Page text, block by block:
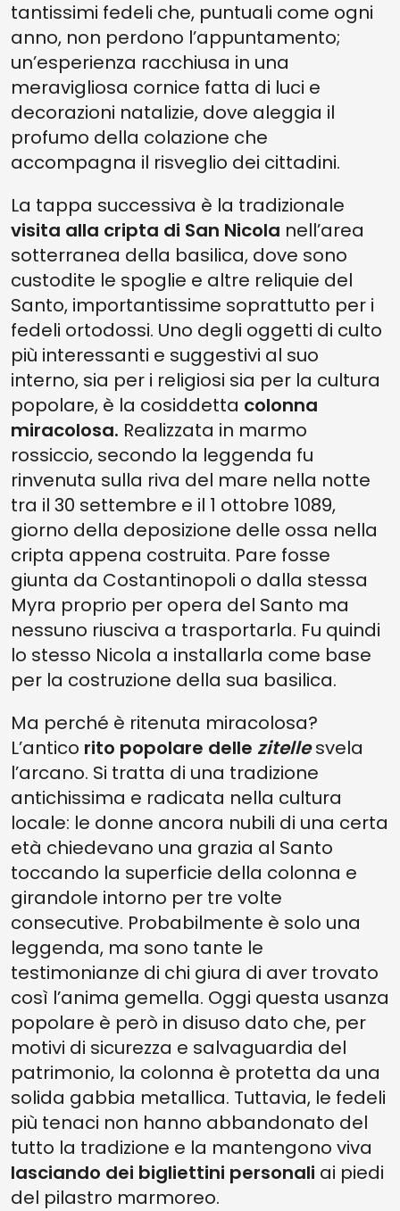
tantissimi fedeli che, puntuali come ogni
anno, non perdono l’appuntamento;
un’esperienza racchiusa in una
meravigliosa cornice fatta di luci e
decorazioni natalizie, dove aleggia il
profumo della colazione che
accompagna il risveglio dei cittadini.
La tappa successiva è la tradizionale
visita alla cripta di San Nicola nell’area
sotterranea della basilica, dove sono
custodite le spoglie e altre reliquie del
Santo, importantissime soprattutto per i
fedeli ortodossi. Uno degli oggetti di culto
più interessanti e suggestivi al suo
interno, sia per i religiosi sia per la cultura
popolare, è la cosiddetta colonna
miracolosa. Realizzata in marmo
rossiccio, secondo la leggenda fu
rinvenuta sulla riva del mare nella notte
tra il 30 settembre e il 1 ottobre 1089,
giorno della deposizione delle ossa nella
cripta appena costruita. Pare fosse
giunta da Costantinopoli o dalla stessa
Myra proprio per opera del Santo ma
nessuno riusciva a trasportarla. Fu quindi
lo stesso Nicola a installarla come base
per la costruzione della sua basilica.
Ma perché è ritenuta miracolosa?
L’antico rito popolare delle zitelle svela
l’arcano. Si tratta di una tradizione
antichissima e radicata nella cultura
locale: le donne ancora nubili di una certa
età chiedevano una grazia al Santo
toccando la superficie della colonna e
girandole intorno per tre volte
consecutive. Probabilmente è solo una
leggenda, ma sono tante le
testimonianze di chi giura di aver trovato
così l’anima gemella. Oggi questa usanza
popolare è però in disuso dato che, per
motivi di sicurezza e salvaguardia del
patrimonio, la colonna è protetta da una
solida gabbia metallica. Tuttavia, le fedeli
più tenaci non hanno abbandonato del
tutto la tradizione e la mantengono viva
lasciando dei bigliettini personali ai piedi
del pilastro marmoreo.